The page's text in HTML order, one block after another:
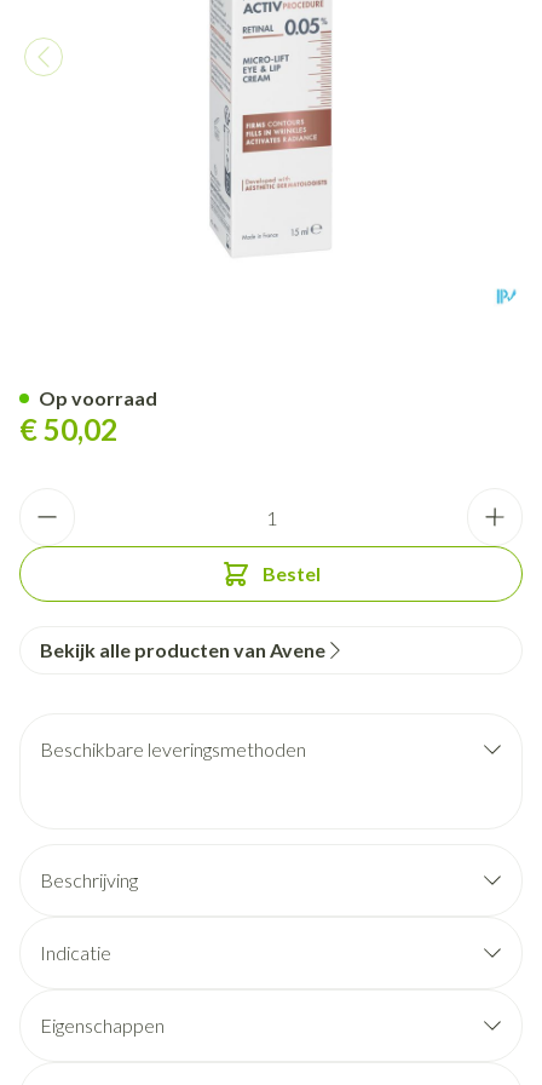
€ 50,02
Bestel
Op voorraad
Bekijk alle producten van Avene
Beschikbare leveringsmethoden
Beschrijving
Indicatie
Eigenschappen